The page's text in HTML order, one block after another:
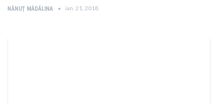
NĂNUȚ MĂDĂLINA ian. 21, 2018